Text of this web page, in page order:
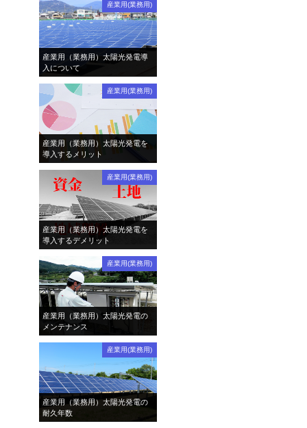
産業用(業務用)
産業用（業務用）太陽光発電導
入について
産業用(業務用)
産業用（業務用）太陽光発電を
導入するメリット
産業用(業務用)
産業用（業務用）太陽光発電を
導入するデメリット
産業用(業務用)
産業用（業務用）太陽光発電の
メンテナンス
産業用(業務用)
産業用（業務用）太陽光発電の
耐久年数